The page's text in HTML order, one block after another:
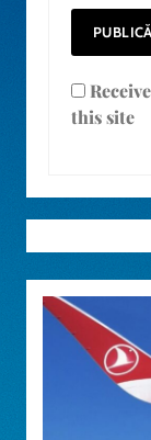
this site